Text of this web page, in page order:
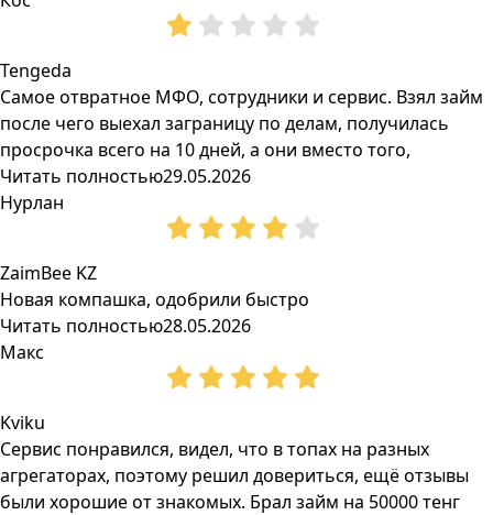
Tengeda
Самое отвратное МФО, сотрудники и сервис. Взял займ
после чего выехал заграницу по делам, получилась
просрочка всего на 10 дней, а они вместо того,
Читать полностью29.05.2026
Нурлан
ZaimBee KZ
Новая компашка, одобрили быстро
Читать полностью28.05.2026
Макс
Kviku
Сервис понравился, видел, что в топах на разных
агрегаторах, поэтому решил довериться, ещё отзывы
были хорошие от знакомых. Брал займ на 50000 тенг